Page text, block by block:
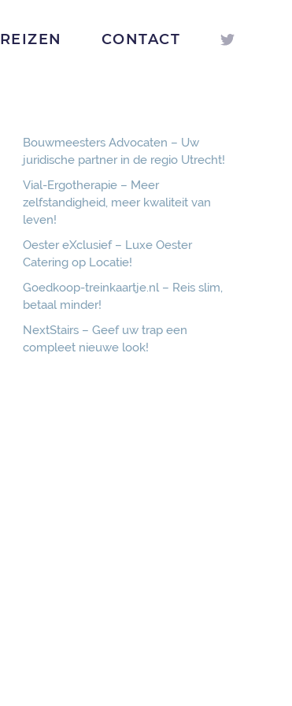
REIZEN CONTACT
Bouwmeesters Advocaten – Uw
juridische partner in de regio Utrecht!
Vial-Ergotherapie – Meer
zelfstandigheid, meer kwaliteit van
leven!
Oester eXclusief – Luxe Oester
Catering op Locatie!
Goedkoop-treinkaartje.nl – Reis slim,
betaal minder!
NextStairs – Geef uw trap een
compleet nieuwe look!